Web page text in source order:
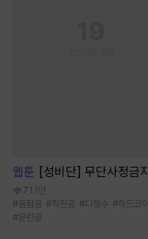
웹툰 [성비단] 무단사정금지
71.1만
# 음험공 #직진공 #다정수 #하드코어
#문란공